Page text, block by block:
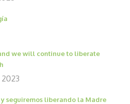
we will continue to liberate
y seguiremos liberando la Madre